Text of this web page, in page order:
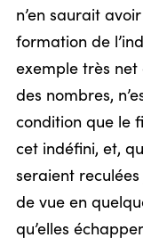
n’en saurait
formation de
exemple très
des nombres,
condition que le
cet indéfini, et,
seraient reculées
de vue en
qu’elles